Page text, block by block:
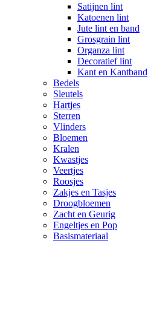
Satijnen lint
Katoenen lint
Jute lint en band
Grosgrain lint
Organza lint
Decoratief lint
Kant en Kantband
Bedels
Sleutels
Hartjes
Sterren
Vlinders
Bloemen
Kralen
Kwastjes
Veertjes
Roosjes
Zakjes en Tasjes
Droogbloemen
Zacht en Geurig
Engeltjes en Pop
Basismateriaal